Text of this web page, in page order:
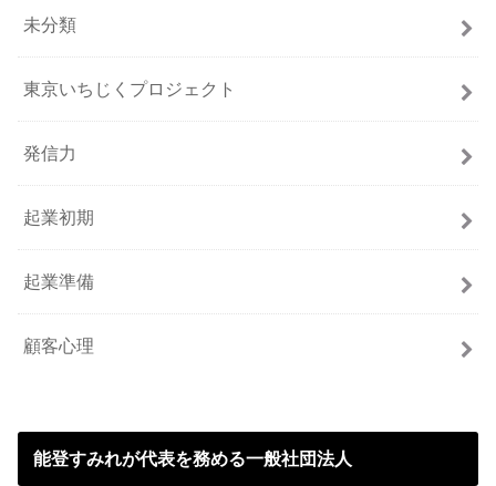
未分類
東京いちじくプロジェクト
発信力
起業初期
起業準備
顧客心理
能登すみれが代表を務める一般社団法人